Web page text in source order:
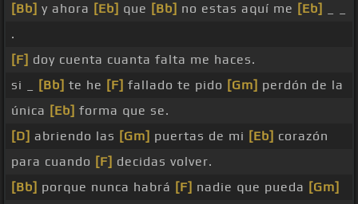
[Bb] y ahora [Eb] que [Bb] no estas aquí me [Eb]
.
[F] doy cuenta cuanta falta me haces.
si _
[Bb] te he [F] fallado te pido [Gm] perdón de la
única [Eb] forma que se.
[D] abriendo las [Gm] puertas de mi [Eb] corazón
para cuando [F] decidas volver.
[Bb] porque nunca habrá [F] nadie que pueda [Gm]